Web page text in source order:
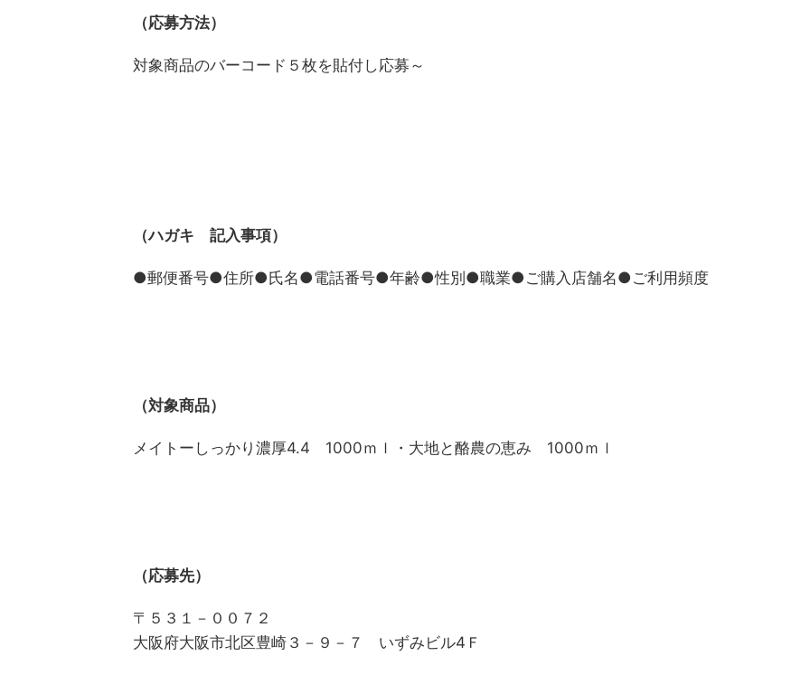
（応募方法）
対象商品のバーコード５枚を貼付し応募～
（ハガキ 記入事項）
●郵便番号●住所●氏名●電話番号●年齢●性別●職業●ご購入店舗名●ご利用頻度
（対象商品）
メイトーしっかり濃厚4.4 1000ｍｌ・大地と酪農の恵み 1000ｍｌ
（応募先）
〒５３１－００７２
大阪府大阪市北区豊崎３－９－７ いずみビル4Ｆ